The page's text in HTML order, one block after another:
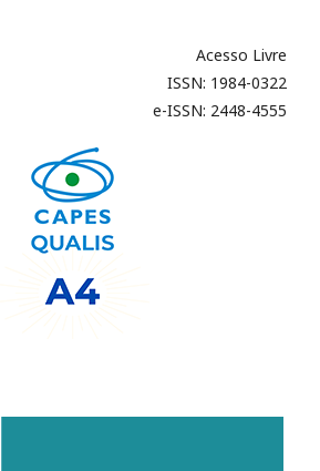
Acesso Livre
ISSN: 1984-0322
e-ISSN: 2448-4555